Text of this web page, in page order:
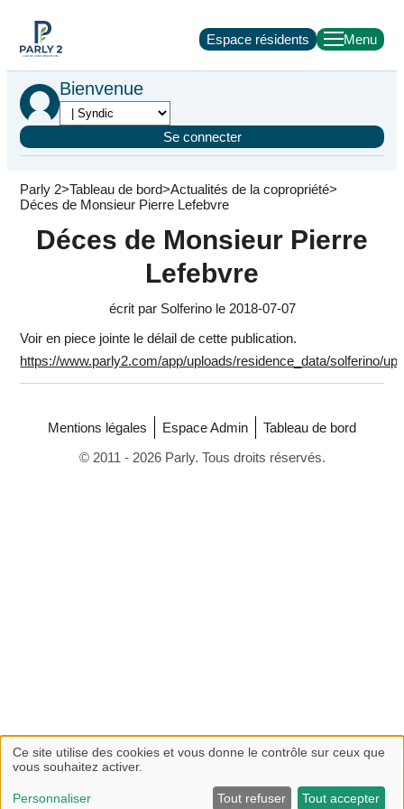
Espace résidents
Bienvenue
Se connecter
Parly 2 Tableau de bord Actualités de la copropriété
Déces de Monsieur Pierre Lefebvre
Déces de Monsieur Pierre
Lefebvre
écrit par Solferino le 2018-07-07
Voir en piece jointe le délail de cette publication.
https://www.parly2.com/app/uploads/residence_data/solferino/
Mentions légales Espace Admin
Tableau de bord
© 2011 - 2026 Parly. Tous droits réservés.
Ce site utilise des cookies et vous donne le contrôle sur ceux que
vous souhaitez activer.
Personnaliser Tout refuser Tout accepter